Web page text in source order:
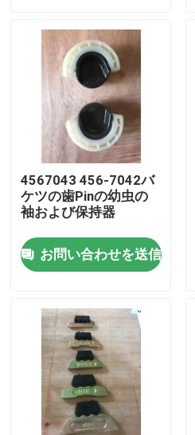
私達について
工場旅行
品質管理
ニュース
引用を要求しなさい
小松の掘削機のバケツの歯
掘削機のリッパーの歯
4567043 456-7042バ
ケツの歯Pinの幼虫の
袖および保持器
お問い合わせを送信